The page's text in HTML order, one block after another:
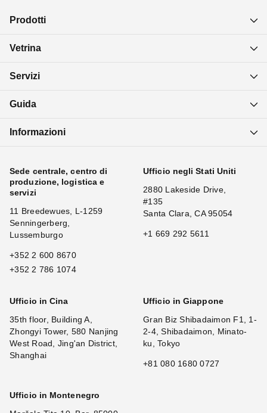
Prodotti
Vetrina
Servizi
Guida
Informazioni
Sede centrale, centro di
produzione, logistica e
servizi
11 Breedewues, L-1259
Senningerberg,
Lussemburgo
+352 2 600 8670
+352 2 786 1074
Ufficio negli Stati Uniti
2880 Lakeside Drive,
#135
Santa Clara, CA 95054
+1 669 292 5611
Ufficio in Cina
35th floor, Building A,
Zhongyi Tower, 580 Nanjing
West Road, Jing'an District,
Shanghai
Ufficio in Giappone
Gran Biz Shibadaimon F1, 1-
2-4, Shibadaimon, Minato-
ku, Tokyo
+81 080 1680 0727
Ufficio in Montenegro